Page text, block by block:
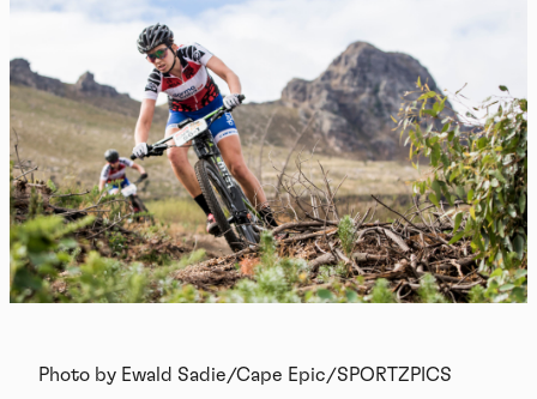
Photo by Ewald Sadie/Cape Epic/SPORTZPICS